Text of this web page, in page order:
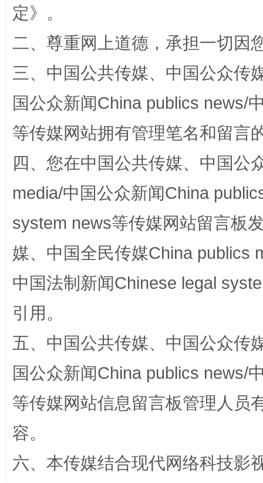
国家大学科技园优化重塑工作
“蜀中异人”王建安的艺术幻境
定》。
二、尊重网上道德，承担一切因
三、中国公共传媒、中国公众传
国公众新闻China publics news/
等传媒网站拥有管理笔名和留言
四、您在中国公共传媒、中国公
media/中国公众新闻China
system news等传媒网站留言板
媒、中国全民传媒China publics
中国法制新闻Chinese legal
引用。
五、中国公共传媒、中国公众传
国公众新闻China publics news/
等传媒网站信息留言板管理人员
容。
六、本传媒结合现代网络科技影